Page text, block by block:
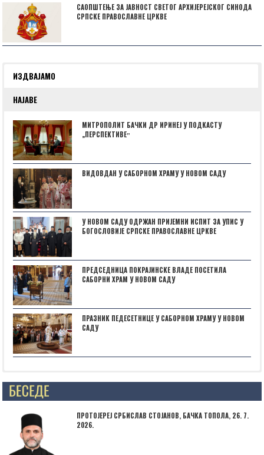
САОПШТЕЊЕ ЗА ЈАВНОСТ СВЕТОГ АРХИЈЕРЕЈСКОГ СИНОДА
СРПСКЕ ПРАВОСЛАВНЕ ЦРКВЕ
ИЗДВАЈАМО
НАЈАВЕ
МИТРОПОЛИТ БАЧКИ ДР ИРИНЕЈ У ПОДКАСТУ
„ПЕРСПЕКТИВЕˮ
ВИДОВДАН У САБОРНОМ ХРАМУ У НОВОМ САДУ
У НОВОМ САДУ ОДРЖАН ПРИЈЕМНИ ИСПИТ ЗА УПИС У
БОГОСЛОВИЈЕ СРПСКЕ ПРАВОСЛАВНЕ ЦРКВЕ
ПРЕДСЕДНИЦА ПОКРАЈИНСКЕ ВЛАДЕ ПОСЕТИЛА
САБОРНИ ХРАМ У НОВОМ САДУ
ПРАЗНИК ПЕДЕСЕТНИЦЕ У САБОРНОМ ХРАМУ У НОВОМ
САДУ
Posts not found
ПРОТОЈЕРЕЈ СРБИСЛАВ СТОЈАНОВ, БАЧКА ТОПОЛА, 26. 7.
2026.